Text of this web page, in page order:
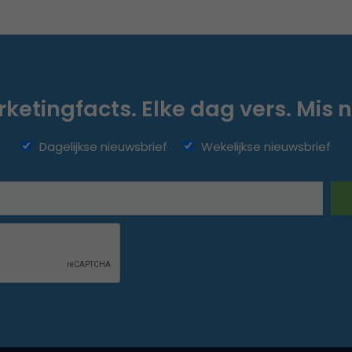
Elke dag vers. Mis
Dagelijkse nieuwsbrief Wekelijkse nieuwsbrief